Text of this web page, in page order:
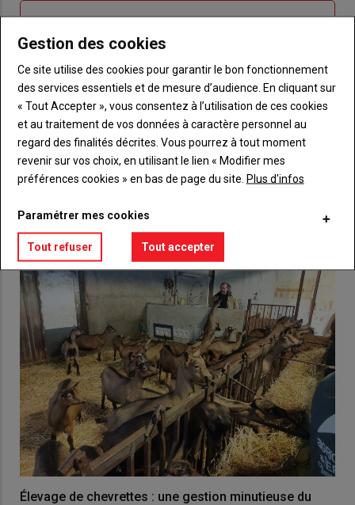
TITRE CRÉEZ UN COMPTE
BodyChoisissez votre formule et créez votre
compte pour accéder à tout {nom-site}.
Créez un compte
Élevage de chevrettes : une gestion minutieuse du
Gestion des cookies
Ce site utilise des cookies pour garantir le bon fonctionnement
des services essentiels et de mesure d’audience. En cliquant sur
« Tout Accepter », vous consentez à l’utilisation de ces cookies
et au traitement de vos données à caractère personnel au
regard des finalités décrites. Vous pourrez à tout moment
revenir sur vos choix, en utilisant le lien « Modifier mes
préférences cookies » en bas de page du site. Plus d'infos
Paramétrer mes cookies
Tout refuser Tout accepter